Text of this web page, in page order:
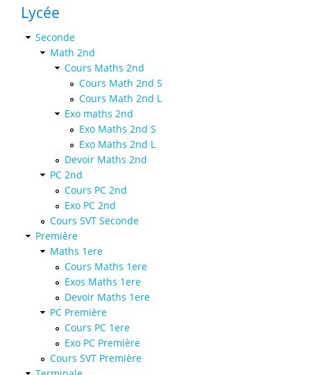
Lycée
Seconde
Math 2nd
Cours Maths 2nd
Cours Math 2nd S
Cours Math 2nd L
Exo maths 2nd
Exo Maths 2nd S
Exo Maths 2nd L
Devoir Maths 2nd
PC 2nd
Cours PC 2nd
Exo PC 2nd
Cours SVT Seconde
Première
Maths 1ere
Cours Maths 1ere
Exos Maths 1ere
Devoir Maths 1ere
PC Première
Cours PC 1ere
Exo PC Première
Cours SVT Première